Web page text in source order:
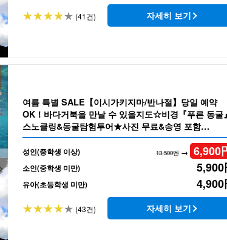
(41건) 자세히 보기
여름 특별 SALE【이시가키지마/반나절】당일 예약
OK！바다거북을 만날 수 있을지도☆비경『푸른 동굴』
스노클링&동굴탐험투어★사진 무료&송영 포함
(No.304)
성인(중학생 이상) 13,500엔→ 6,900
소인(중학생 미만) 5,900
유아(초등학생 미만) 4,900
(43건) 자세히 보기